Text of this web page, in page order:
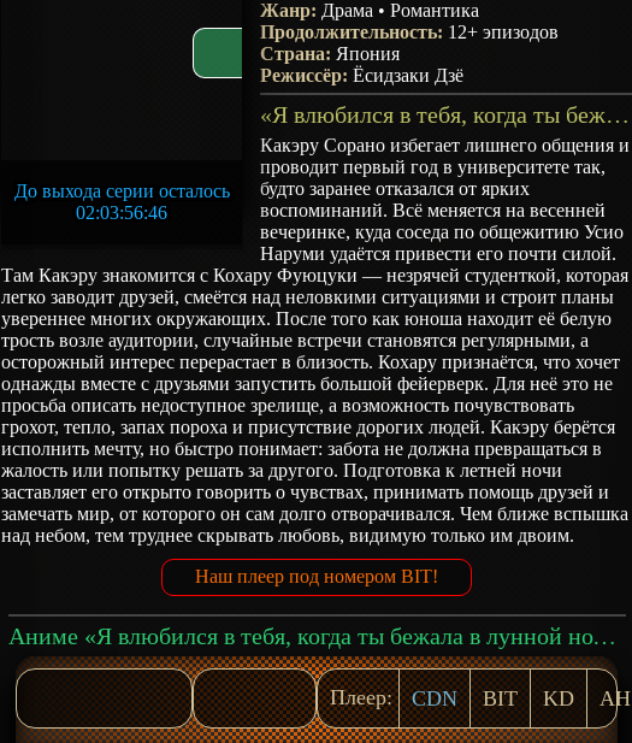
До выхода серии осталось
02:03:56:45
Gokusai no Yoru ni Kakeru-kun to,
Menimienai Koi wo Shita.
KakeKoi
Жанр: Драма •Романтика
Продолжительность: 12+ эпизодов
Страна: Япония
Режиссёр:Ёсидзаки Дзё
«Я влюбился в тебя, когда ты бежала в лунной ночи» ТВ-1 - описание
Какэру Сорано избегает лишнего общения и
проводит первый год в университете так,
будто заранее отказался от ярких
воспоминаний. Всё меняется на весенней
вечеринке, куда соседа по общежитию Усио
Наруми удаётся привести его почти силой.
Там Какэру знакомится с Кохару Фуюцуки — незрячей студенткой, которая
легко заводит друзей, смеётся над неловкими ситуациями и строит планы
увереннее многих окружающих. После того как юноша находит её белую
трость возле аудитории, случайные встречи становятся регулярными, а
осторожный интерес перерастает в близость. Кохару признаётся, что хочет
однажды вместе с друзьями запустить большой фейерверк. Для неё это не
просьба описать недоступное зрелище, а возможность почувствовать
грохот, тепло, запах пороха и присутствие дорогих людей. Какэру берётся
исполнить мечту, но быстро понимает: забота не должна превращаться в
жалость или попытку решать за другого. Подготовка к летней ночи
заставляет его открыто говорить о чувствах, принимать помощь друзей и
замечать мир, от которого он сам долго отворачивался. Чем ближе вспышка
над небом, тем труднее скрывать любовь, видимую только им двоим.
Наш плеер под номером BIT!
Аниме «Я влюбился в тебя, когда ты бежала в лунной ночи» ТВ-1 смотреть онлайн
Плеер: CDN BIT KD AH